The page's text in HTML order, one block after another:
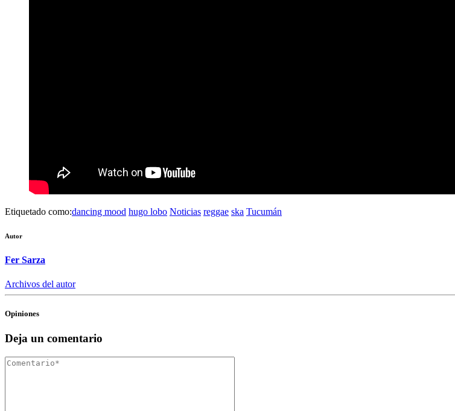
Etiquetado como:dancing mood hugo lobo Noticias reggae ska Tucumán
Autor
Fer Sarza
Archivos del autor
Opiniones
Deja un comentario